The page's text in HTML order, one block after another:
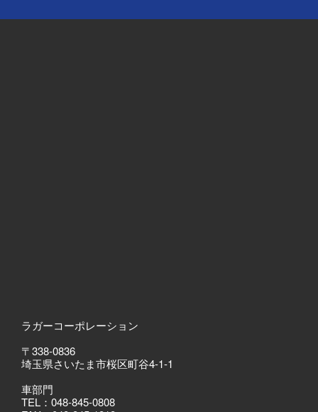
ラガーコーポレーション
〒338-0836
埼玉県さいたま市桜区町谷4-1-1
車部門
TEL：048-845-0808